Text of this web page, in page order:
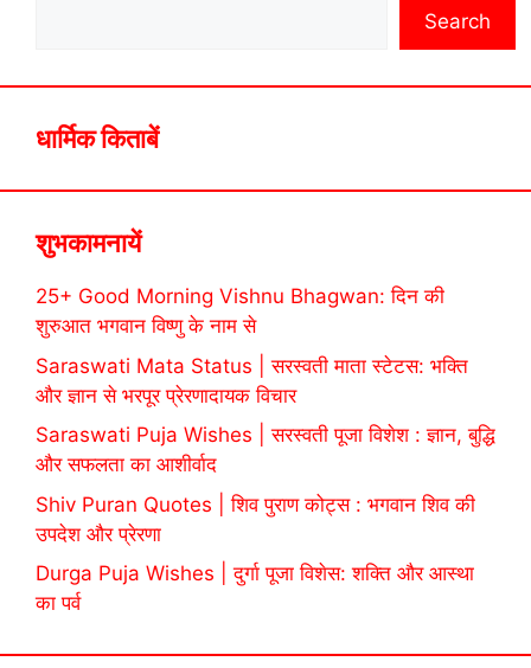
Search
धार्मिक किताबें
शुभकामनायें
25+ Good Morning Vishnu Bhagwan: दिन की
शुरुआत भगवान विष्णु के नाम से
Saraswati Mata Status | सरस्वती माता स्टेटस: भक्ति
और ज्ञान से भरपूर प्रेरणादायक विचार
Saraswati Puja Wishes | सरस्वती पूजा विशेश : ज्ञान, बुद्धि
और सफलता का आशीर्वाद
Shiv Puran Quotes | शिव पुराण कोट्स : भगवान शिव की
उपदेश और प्रेरणा
Durga Puja Wishes | दुर्गा पूजा विशेस: शक्ति और आस्था
का पर्व